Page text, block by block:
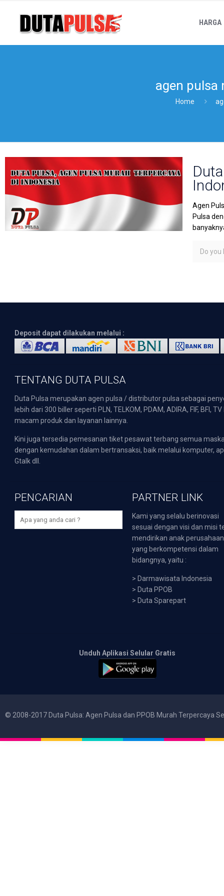
HARGA
agen pulsa
Home
Agen
Pulsa
Do you
Deposit dapat dilakukan melalui :
TENTANG DUTA PULSA
Duta Pulsa merupakan agen pulsa / distributor pulsa sebagai
lebih dari 300 biller seperti PLN, TELKOM, PDAM, ADIRA, FIF,
macam produk dan layanan lainnya.
Kini juga tersedia pemesanan tiket pesawat terbang semua
dengan kemudahan dalam bertransaksi, baik melalui komputer,
Gtalk dll.
PENCARIAN PARTNER LINK
Kami yang selalu berinovasi
sesuai dengan visi dan misi
mendirikan anak perusahaan
yang berkompetensi dalam
bidangnya, yaitu :
> Darmawisata Indonesia
> Duta PPOB
> Duta Sparepart
Unduh Aplikasi Selular Gratis
© 2008-2017 Duta Pulsa: Agen Pulsa dan PPOB Murah Terpercaya